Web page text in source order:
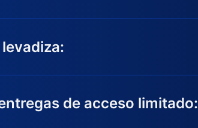
de acceso limitado: